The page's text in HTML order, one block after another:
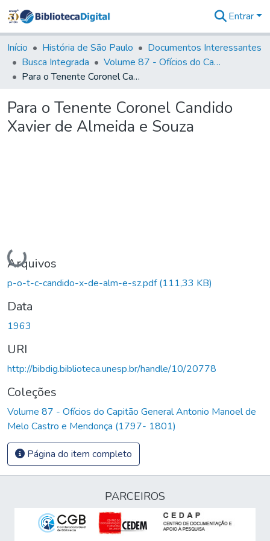
&
Coleções
Tudo na
Biblioteca
Estatísticas
Entrar
Início História de São Paulo
Documentos Interessantes
Busca Integrada
Volume 87 - Ofícios do Capitão General Antonio Manoel de Melo Castro e Mendonça (1797- 1801)
Para o Tenente Coronel Candido Xavier de Almeida e Souza
Para o Tenente Coronel Candido
Xavier de Almeida e Souza
Carregando...
Arquivos
p-o-t-c-candido-x-de-alm-e-sz.pdf(111,33 KB)
Data
1963
URI
http://bibdig.biblioteca.unesp.br/handle/10/20778
Coleções
Volume 87 - Ofícios do Capitão General Antonio Manoel de
Melo Castro e Mendonça (1797- 1801)
Página do item completo
PARCEIROS